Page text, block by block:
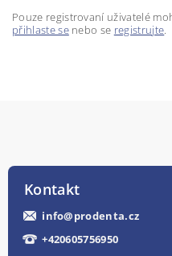
Pouze registrovaní uživatelé
přihlaste senebo se registrujte.
Kontakt
info@prodenta.cz
+420605756950